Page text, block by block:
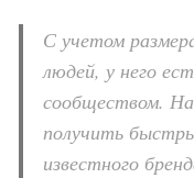
С учетом
людей, у него
сообществом.
получить
известного